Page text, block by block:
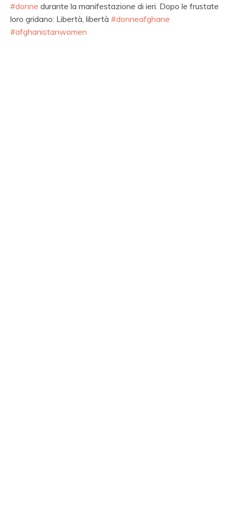
#donne durante la manifestazione di ieri. Dopo le frustate
loro gridano: Libertà, libertà #donneafghane
#afghanistanwomen